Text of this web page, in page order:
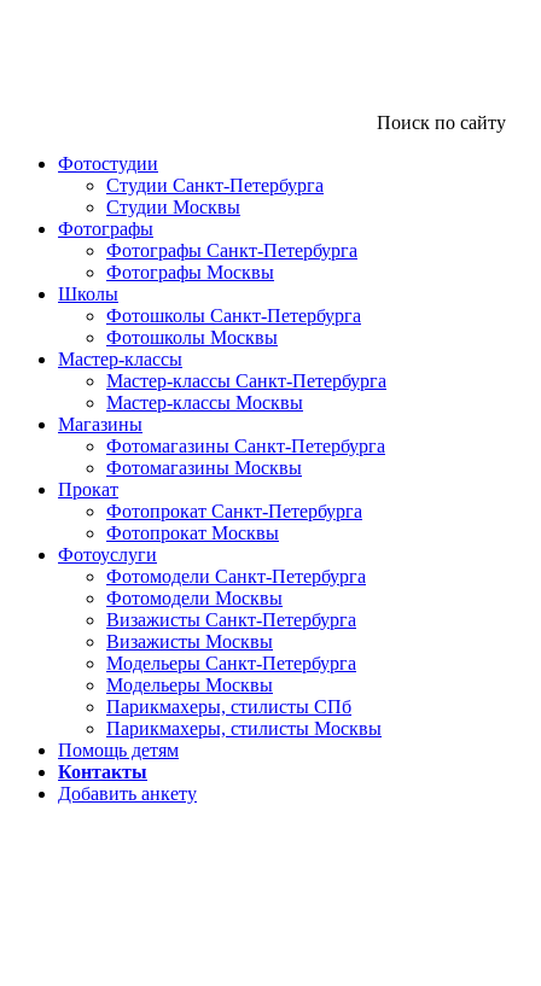
Поиск по сайту
Фотостудии
Студии Санкт-Петербурга
Студии Москвы
Фотографы
Фотографы Санкт-Петербурга
Фотографы Москвы
Школы
Фотошколы Санкт-Петербурга
Фотошколы Москвы
Мастер-классы
Мастер-классы Санкт-Петербурга
Мастер-классы Москвы
Магазины
Фотомагазины Санкт-Петербурга
Фотомагазины Москвы
Прокат
Фотопрокат Санкт-Петербурга
Фотопрокат Москвы
Фотоуслуги
Фотомодели Санкт-Петербурга
Фотомодели Москвы
Визажисты Санкт-Петербурга
Визажисты Москвы
Модельеры Санкт-Петербурга
Модельеры Москвы
Парикмахеры, стилисты СПб
Парикмахеры, стилисты Москвы
Помощь детям
Контакты
Добавить анкету